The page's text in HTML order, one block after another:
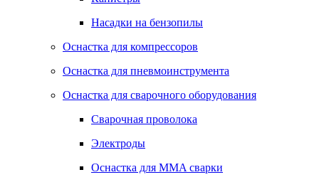
Насадки на бензопилы
Оснастка для компрессоров
Оснастка для пневмоинструмента
Оснастка для сварочного оборудования
Сварочная проволока
Электроды
Оснастка для MMA сварки